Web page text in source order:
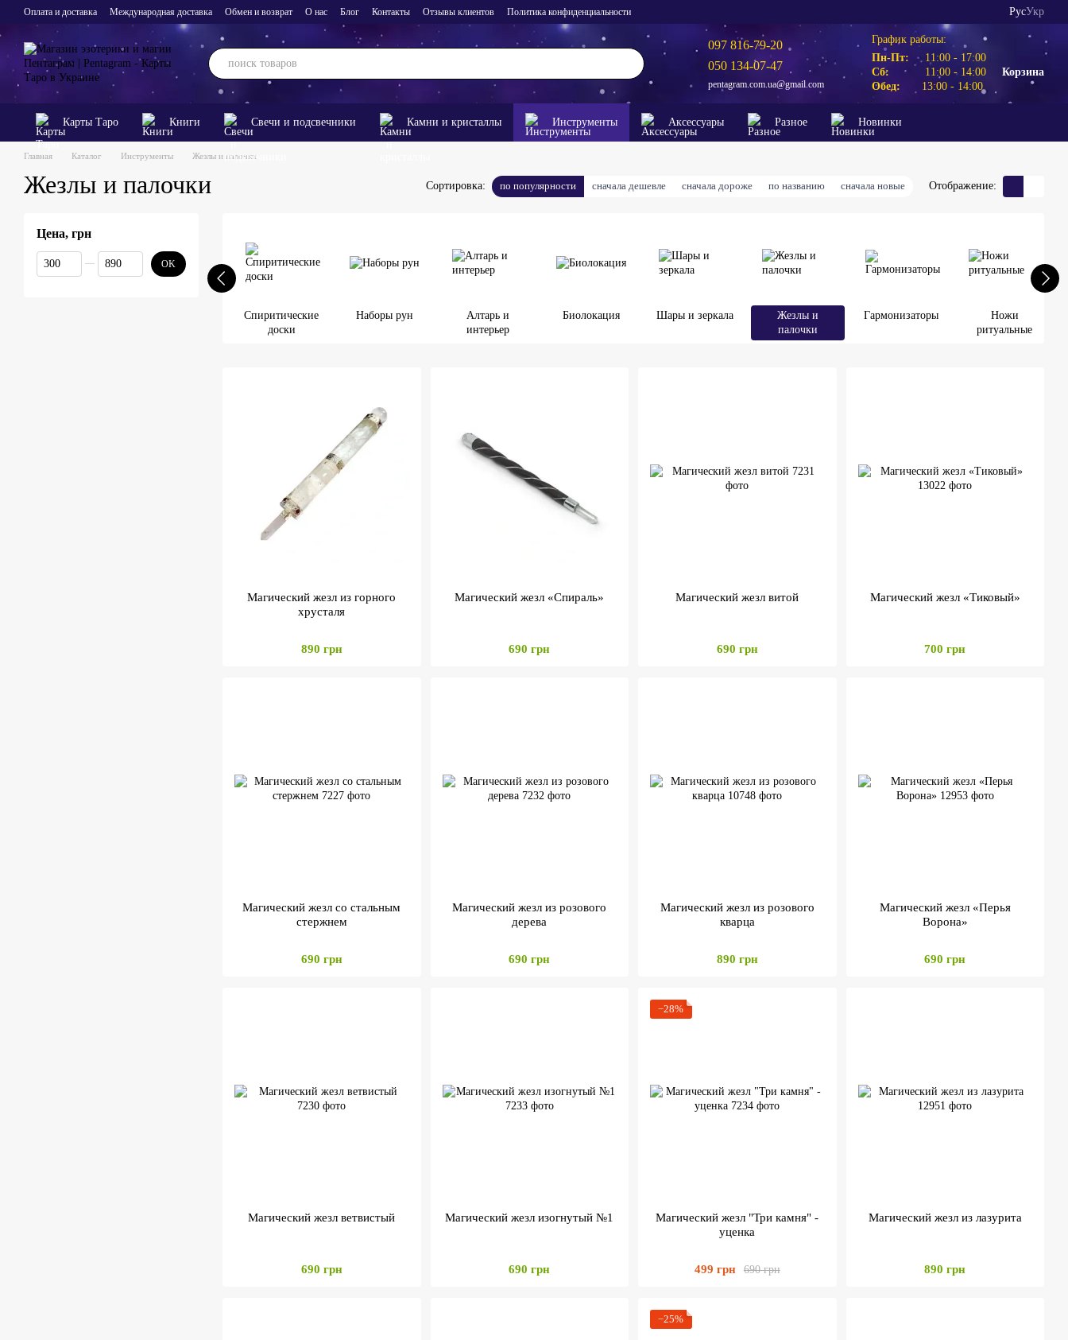
Перейти к основному контенту
Оплата и доставка Международная доставка Обмен и возврат О нас Блог Контакты Отзывы клиентов Политика конфиденциальности РусУкр
097 816-79-20
050 134-07-47
pentagram.com.ua@gmail.com
График работы:
Пн-Пт:
11:00 - 17:00
Сб:
11:00 - 14:00
Обед:
13:00 - 14:00
Корзина
Карты Таро Книги Свечи и подсвечники Камни и кристаллы Инструменты Аксессуары Разное Новинки
Главная Каталог Инструменты Жезлы и палочки
Жезлы и палочки Сортировка: по популярности сначала дешевле сначала дороже по названию сначала новые Отображение:
Спиритические
доски
Наборы рун
Алтарь и
интерьер
Биолокация Шары и зеркала
Жезлы и
палочки
Гармонизаторы
Ножи
ритуальные
Магический жезл из горного
хрусталя
890 грн
Магический жезл «Спираль»
690 грн
Магический жезл витой
690 грн
Магический жезл «Тиковый»
700 грн
Магический жезл со стальным
стержнем
690 грн
Магический жезл из розового
дерева
690 грн
Магический жезл из розового
кварца
890 грн
Магический жезл «Перья
Ворона»
690 грн
Магический жезл ветвистый
690 грн
Магический жезл изогнутый №1
690 грн
−28%
Магический жезл "Три камня" -
уценка
690 грн
499 грн
Магический жезл из лазурита
890 грн
−25%
Цена, грн
От Цена, грн
До Цена, грн
OK